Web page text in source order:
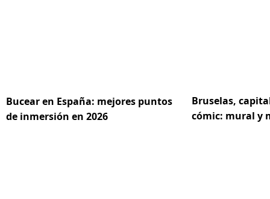
Bucear en España: mejores puntos
de inmersión en 2026
Bruselas,
cómic: mural y